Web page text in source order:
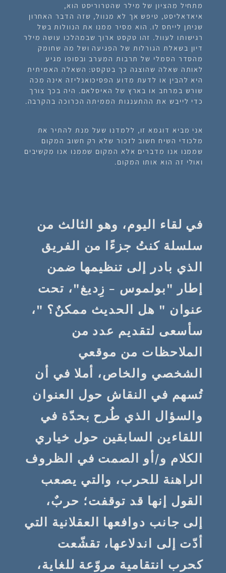
מתחיל מהציון של מילר שהטרוריסט הוא,
איאדאליסט, טיפש אך לא מנוול, שזה הדבר האחרון
שניתן לייחס לו. הוא מסיר ממנו את הנוולות בשל
רגישותו לעוול. זהו טקסט ארוך שבמהלכו עושה מילר
דיון בשאלת הגורלות של הפגיעה ושל מה שחומק
מהסדר הסמלי של תרבות המערב ובסופו מגיע
לאותה שאלה שהוצגה כך בטקסט: השאלה האמיתית
היא להבין או לדעת מדוע הפסיכואנליזה אינה מכה
שורש במרחב או בארץ של האיסלאם. היה בכך צורך
כדי לייבש את ההתענגות הממיתה הכרוכה בהקרבה.
אני מביא דוגמא זו, ללמדנו שעל מנת להתיר את
מלכודי השיח חשוב לזכור שלא רק חשוב המקום
שממנו אנו מדברים אלא המקום שממנו אנו מקשיבים
ואולי זה הוא אותו המקום.
في لقاء اليوم، وهو الثالث من
سلسلة كنتُ جزءًا من الفريق
الذي بادر إلى تنظيمها ضمن
إطار "بولموس – زِديغ"، تحت
عنوان " هل الحديث ممكنٌ؟ "،
سأسعى لتقديم عدد من
الملاحظات من موقعي
الشخصي والخاص، أملا في أن
تُسهم في النقاش حول العنوان
والسؤال الذي طُرح بحدّة في
اللقاءين السابقين حول خياري
الكلام و/أو الصمت في الظروف
الراهنة للحرب، والتي يصعب
القول إنها قد توقفت؛ حربٌ،
إلى جانب دوافعها العقلانية التي
أدّت إلى اندلاعها، تقشّعت
كحرب انتقامية مروّعة للغاية،